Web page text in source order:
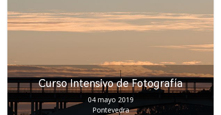
Curso Intensivo de Fotografía
04 mayo 2019
Pontevedra